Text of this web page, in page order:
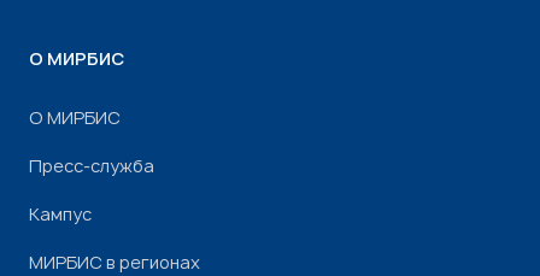
О МИРБИС
О МИРБИС
Пресс-служба
Кампус
МИРБИС в регионах